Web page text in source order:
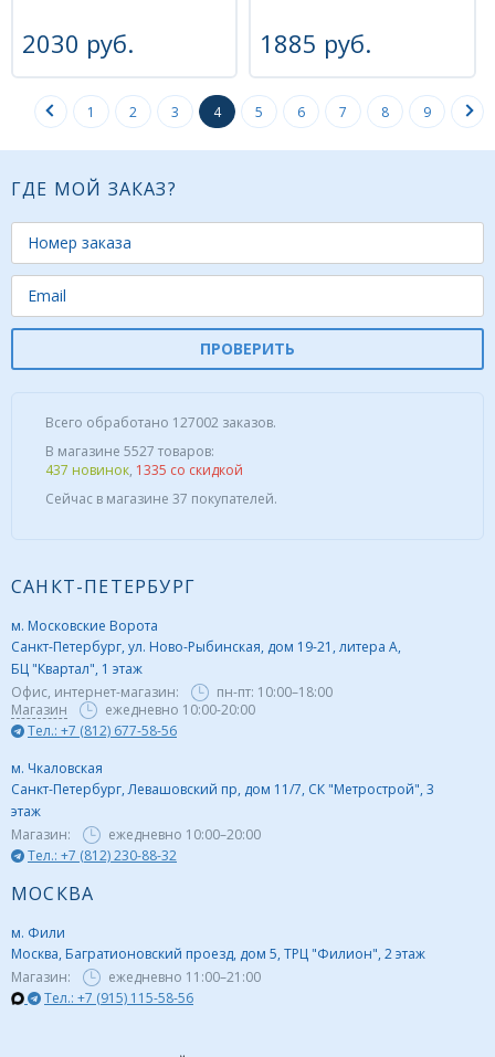
2030 руб. 1885 руб.
1 2 3 4 5 6 7 8 9
ГДЕ МОЙ ЗАКАЗ?
ПРОВЕРИТЬ
Всего обработано 127002 заказов.
В магазине 5527 товаров:
437 новинок, 1335 со скидкой
Сейчас в магазине 37 покупателей.
САНКТ-ПЕТЕРБУРГ
м. Московские Ворота
Санкт-Петербург, ул. Ново-Рыбинская, дом 19-21, литера А,
БЦ "Квартал", 1 этаж
Офис, интернет-магазин:
пн-пт: 10:00–18:00
Магазин
ежедневно 10:00-20:00
Тел.: +7 (812) 677-58-56
м. Чкаловская
Санкт-Петербург, Левашовский пр, дом 11/7, СК "Метрострой", 3
этаж
Магазин:
ежедневно 10:00–20:00
Тел.: +7 (812) 230-88-32
МОСКВА
м. Фили
Москва, Багратионовский проезд, дом 5, ТРЦ "Филион", 2 этаж
Магазин:
ежедневно 11:00–21:00
Тел.: +7 (915) 115-58-56